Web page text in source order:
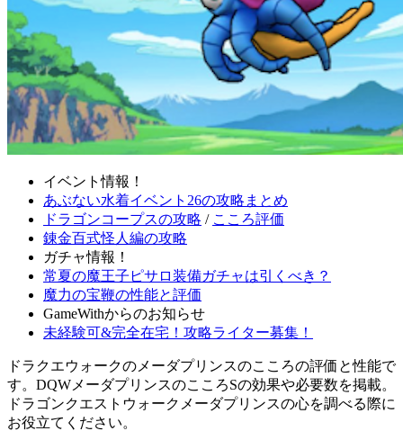
イベント情報！
あぶない水着イベント26の攻略まとめ
ドラゴンコープスの攻略 / こころ評価
錬金百式怪人編の攻略
ガチャ情報！
常夏の魔王子ピサロ装備ガチャは引くべき？
魔力の宝鞭の性能と評価
GameWithからのお知らせ
未経験可&完全在宅！攻略ライター募集！
ドラクエウォークのメーダプリンスのこころの評価と性能で
す。DQWメーダプリンスのこころSの効果や必要数を掲載。
ドラゴンクエストウォークメーダプリンスの心を調べる際に
お役立てください。